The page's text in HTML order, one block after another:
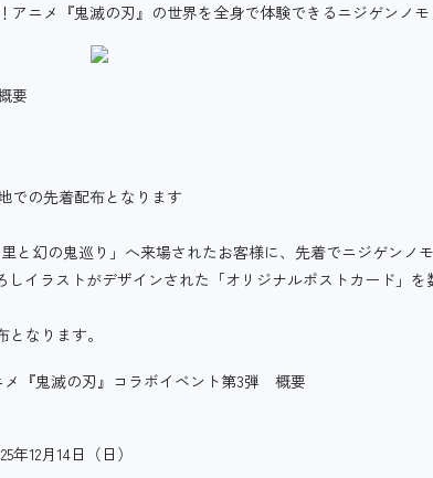
アニメ『鬼滅の刃』の世界を全身で体験できるニジゲンノ
要
での先着配布となります
里と幻の鬼巡り」へ来場されたお客様に、先着でニジゲンノ
イラストがデザインされた「オリジナルポストカード」を
なります。
『鬼滅の刃』コラボイベント第3弾 概要
年12月14日（日）